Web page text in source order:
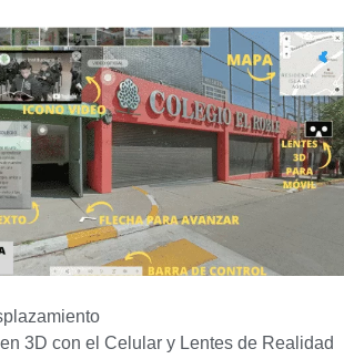
3D con el Celular y Lentes de Realidad